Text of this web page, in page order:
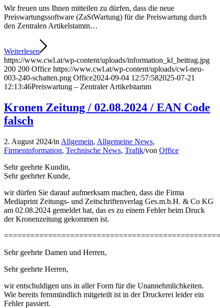
Wir freuen uns Ihnen mitteilen zu dürfen, dass die neue
Preiswartungssoftware (ZaStWartung) für die Preiswartung durch
den Zentralen Artikelstamm…
Weiterlesen
https://www.cwl.at/wp-content/uploads/information_kl_beitrag.jpg
200 200 Office https://www.cwl.at/wp-content/uploads/cwl-neu-
003-240-schatten.png Office2024-09-04 12:57:582025-07-21
12:13:46Preiswartung – Zentraler Artikelstamm
Kronen Zeitung / 02.08.2024 / EAN Code
falsch
2. August 2024/in Allgemein, Allgemeine News,
Firmeninformation, Technische News, Trafik/von Office
Sehr geehrte Kundin,
Sehr geehrter Kunde,
wir dürfen Sie darauf aufmerksam machen, dass die Firma
Mediaprint Zeitungs- und Zeitschriftenverlag Ges.m.b.H. & Co KG
am 02.08.2024 gemeldet hat, das es zu einem Fehler beim Druck
der Kronenzeitung gekommen ist.
Sehr geehrte Damen und Herren,
Sehr geehrte Herren,
wir entschuldigen uns in aller Form für die Unannehmlichkeiten.
Wie bereits fernmündlich mitgeteilt ist in der Druckerei leider ein
Fehler passiert.